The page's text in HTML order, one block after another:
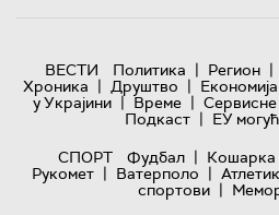
ВЕСТИ Политика | Регион |
Хроника | Друштво | Економија
у Украјини | Време | Сервисне
Подкаст | ЕУ
СПОРТ
Фудбал | Кошарка
Рукомет | Ватерполо |
спортови |